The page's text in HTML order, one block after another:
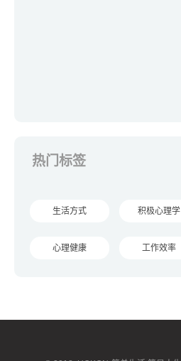
热门标签
生活方式 积极心理学
心理健康 工作效率